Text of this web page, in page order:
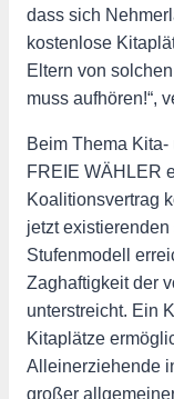
dass sich
kostenlose
Eltern von
muss aufhören!“,
Beim Thema
FREIE WÄHLER
Koalitionsvertrag
jetzt
Stufenmodell
Zaghaftigkeit der
unterstreicht. Ein
Kitaplätze
Alleinerziehende
großer